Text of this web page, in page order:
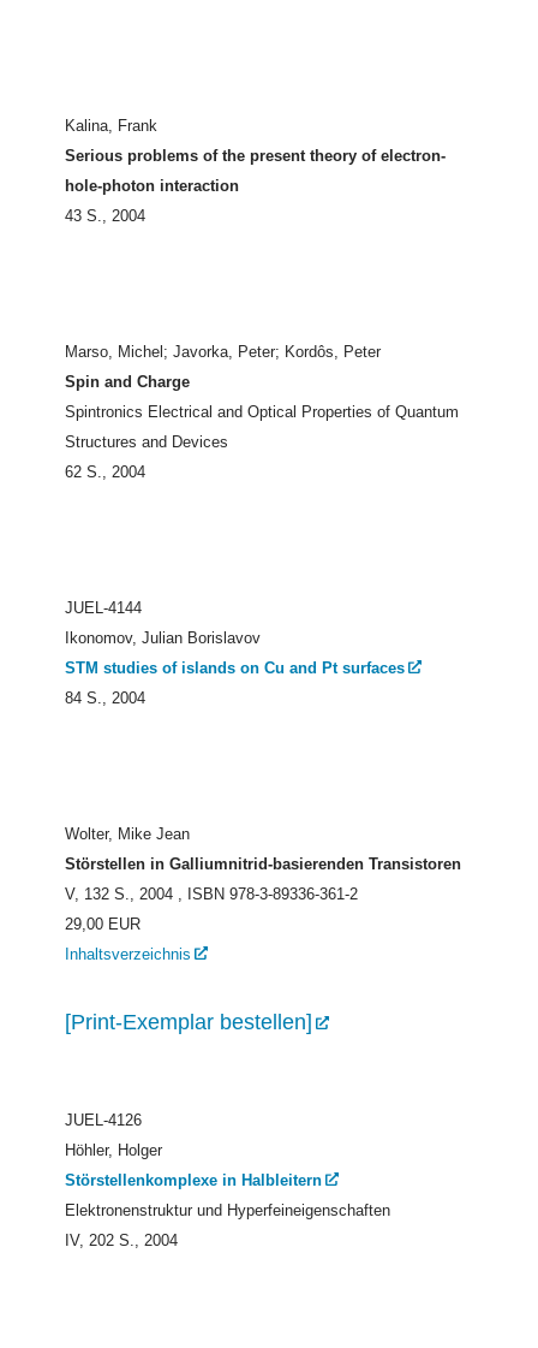
Kalina, Frank
Serious problems of the present theory of electron-
hole-photon interaction
43 S., 2004
Marso, Michel; Javorka, Peter; Kordôs, Peter
Spin and Charge
Spintronics Electrical and Optical Properties of Quantum
Structures and Devices
62 S., 2004
JUEL-4144
Ikonomov, Julian Borislavov
STM studies of islands on Cu and Pt surfaces
84 S., 2004
Wolter, Mike Jean
Störstellen in Galliumnitrid-basierenden Transistoren
V, 132 S., 2004 , ISBN 978-3-89336-361-2
29,00 EUR
Inhaltsverzeichnis
[Print-Exemplar bestellen]
JUEL-4126
Höhler, Holger
Störstellenkomplexe in Halbleitern
Elektronenstruktur und Hyperfeineigenschaften
IV, 202 S., 2004